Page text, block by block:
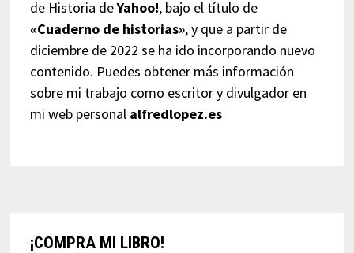
de Historia deYahoo!, bajo el título de
«Cuaderno de historias», y que a partir de
diciembre de 2022 se ha ido incorporando nuevo
contenido. Puedes obtener más información
sobre mi trabajo como escritor y divulgador en
mi web personal alfredlopez.es
¡COMPRA MI LIBRO!